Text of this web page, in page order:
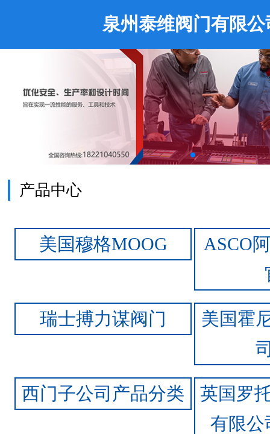
泉州泰维阀门有限公
产品中心
美国穆格MOOG
ASCO
瑞士搏力谋阀门
美国霍
西门子公司产品分类
英国罗
有限公